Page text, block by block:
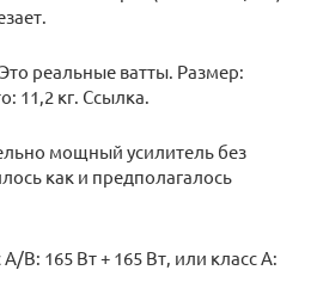
реальные ватты. Размер:
11,2 кг. Ссылка.
мощный усилитель без
как и предполагалось
B: 165 Вт + 165 Вт, или класс A: